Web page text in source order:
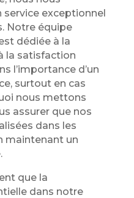
service exceptionnel
Notre équipe
dédiée à la
la satisfaction
l’importance d’un
surtout en cas
nous mettons
assurer que nos
dans les
maintenant un
que la
dans notre